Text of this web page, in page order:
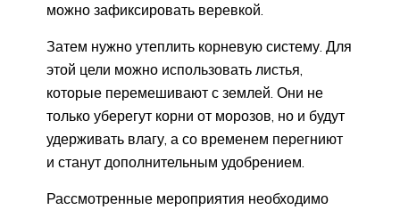
можно зафиксировать веревкой.
Затем нужно утеплить корневую систему. Для
этой цели можно использовать листья,
которые перемешивают с землей. Они не
только уберегут корни от морозов, но и будут
удерживать влагу, а со временем перегниют
и станут дополнительным удобрением.
Рассмотренные мероприятия необходимо